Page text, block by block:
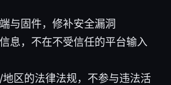
与固件，修补安全漏洞
息，不在不受信任的平台输入
区的法律法规，不参与违法活